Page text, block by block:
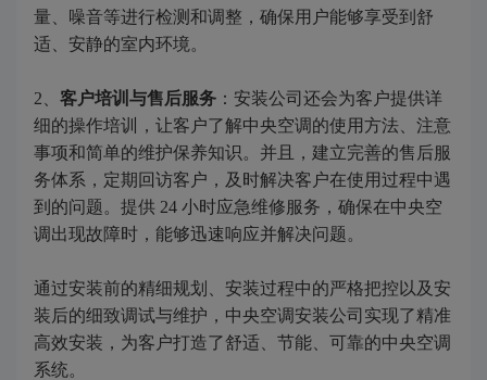
量、噪音等进行检测和调整，确保用户能够享受到舒
适、安静的室内环境。
2、 客户培训与售后服务 ：安装公司还会为客户提供详
细的操作培训，让客户了解中央空调的使用方法、注意
事项和简单的维护保养知识。并且，建立完善的售后服
务体系，定期回访客户，及时解决客户在使用过程中遇
到的问题。提供 24 小时应急维修服务，确保在中央空
调出现故障时，能够迅速响应并解决问题。
通过安装前的精细规划、安装过程中的严格把控以及安
装后的细致调试与维护，中央空调安装公司实现了精准
高效安装，为客户打造了舒适、节能、可靠的中央空调
系统。